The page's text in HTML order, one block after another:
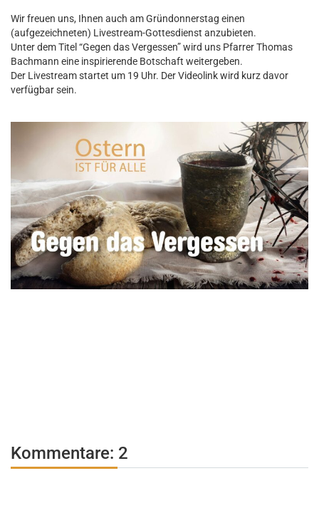
Wir freuen uns, Ihnen auch am Gründonnerstag einen
(aufgezeichneten) Livestream-Gottesdienst anzubieten.
Unter dem Titel “Gegen das Vergessen” wird uns Pfarrer Thomas
Bachmann eine inspirierende Botschaft weitergeben.
Der Livestream startet um 19 Uhr. Der Videolink wird kurz davor
verfügbar sein.
Kommentare: 2